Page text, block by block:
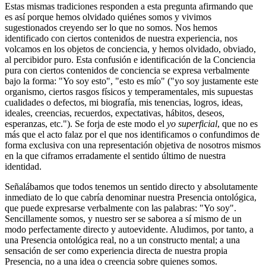
Estas mismas tradiciones responden a esta pregunta afirmando que
es así porque hemos olvidado quiénes somos y vivimos
sugestionados creyendo ser lo que no somos. Nos hemos
identificado con ciertos contenidos de nuestra experiencia, nos
volcamos en los objetos de conciencia, y hemos olvidado, obviado,
al percibidor puro. Esta confusión e identificación de la Conciencia
pura con ciertos contenidos de conciencia se expresa verbalmente
bajo la forma: "Yo soy esto", "esto es mío" ("yo soy justamente este
organismo, ciertos rasgos físicos y temperamentales, mis supuestas
cualidades o defectos, mi biografía, mis tenencias, logros, ideas,
ideales, creencias, recuerdos, expectativas, hábitos, deseos,
esperanzas, etc."). Se forja de este modo el yo superficial, que no es
más que el acto falaz por el que nos identificamos o confundimos de
forma exclusiva con una representación objetiva de nosotros mismos
en la que ciframos erradamente el sentido último de nuestra
identidad.
Señalábamos que todos tenemos un sentido directo y absolutamente
inmediato de lo que cabría denominar nuestra Presencia ontológica,
que puede expresarse verbalmente con las palabras: "Yo soy".
Sencillamente somos, y nuestro ser se saborea a sí mismo de un
modo perfectamente directo y autoevidente. Aludimos, por tanto, a
una Presencia ontológica real, no a un constructo mental; a una
sensación de ser como experiencia directa de nuestra propia
Presencia, no a una idea o creencia sobre quienes somos.